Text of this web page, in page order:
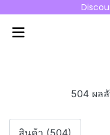
504 ผล
สินค้า (504)